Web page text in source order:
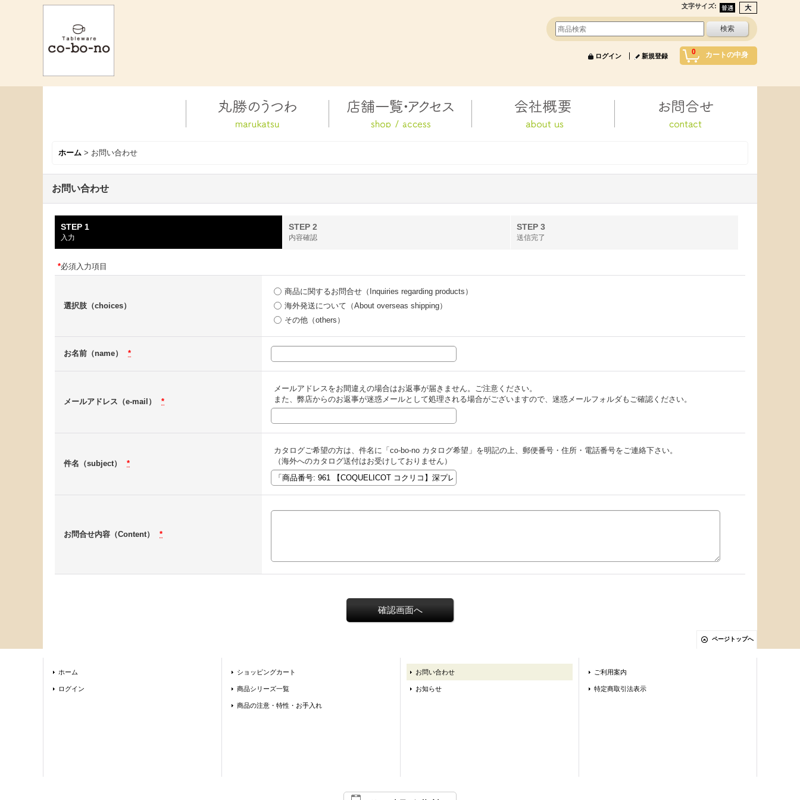
文字サイズ:
0 カートの中身
ログイン 新規登録
ホーム > お問い合わせ
お問い合わせ
STEP 1
入力
STEP 2
内容確認
STEP 3
送信完了
*必須入力項目
選択肢（choices）
商品に関するお問合せ（Inquiries regarding products）
海外発送について（About overseas shipping）
その他（others）
お名前（name） *
メールアドレス（e-mail） *
メールアドレスをお間違えの場合はお返事が届きません。ご注意ください。
また、弊店からのお返事が迷惑メールとして処理される場合がございますので、迷惑メールフォルダもご確認ください。
件名（subject） *
カタログご希望の方は、件名に「co-bo-no カタログ希望」を明記の上、郵便番号・住所・電話番号をご連絡下さい。
（海外へのカタログ送付はお受けしておりません）
お問合せ内容（Content） *
ページトップへ
ホーム
ログイン
ショッピングカート
商品シリーズ一覧
商品の注意・特性・お手入れ
お問い合わせ
お知らせ
ご利用案内
特定商取引法表示